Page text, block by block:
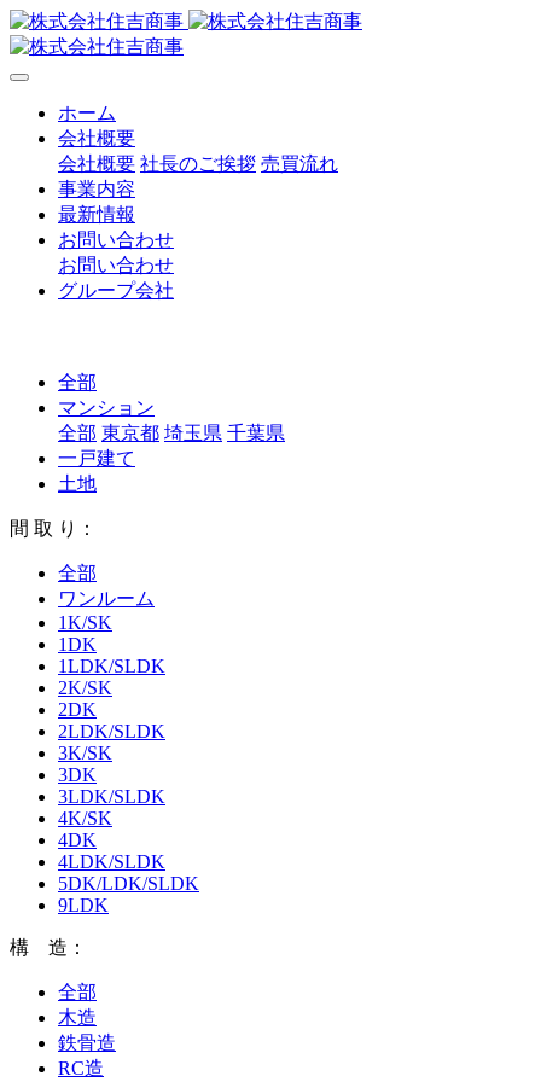
ホーム
会社概要
会社概要 社長のご挨拶 売買流れ
事業内容
最新情報
お問い合わせ
お問い合わせ
グループ会社
全部
マンション
全部 東京都 埼玉県 千葉県
一戸建て
土地
間 取 り：
全部
ワンルーム
1K/SK
1DK
1LDK/SLDK
2K/SK
2DK
2LDK/SLDK
3K/SK
3DK
3LDK/SLDK
4K/SK
4DK
4LDK/SLDK
5DK/LDK/SLDK
9LDK
構 造：
全部
木造
鉄骨造
RC造